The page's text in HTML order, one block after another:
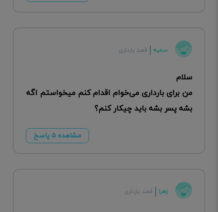
سمیه قصد بارداری
سلام
من برای بارداری می‌خوام اقدام کنم میخواستم اگه
بشه پسر بشه باید چیکار کنم؟
مشاهده ۵ پاسخ
زهرا قصد بارداری